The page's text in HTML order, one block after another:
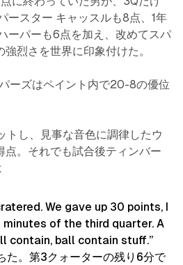
ースター キャッスルも8点、1年
ーパーも6点を加え、改めてスパ
烈さを世界に印象付けた。
ーズはペイント内で20-8の優位
トし、見事な音色に調律したウ
点。それでも試合後ティンバー
We gave up 30 points, I
of the third quarter. A
contain, ball contain stuff.”
た。第3クォーターの残り6分で